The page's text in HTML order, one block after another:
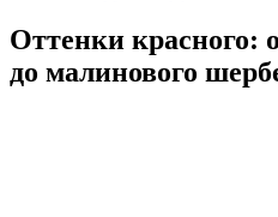
Оттенки красного:
до малинового